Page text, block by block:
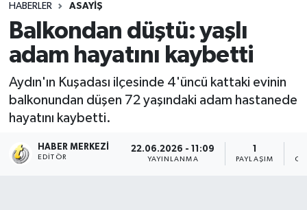
HABERLER ASAYIŞ
Balkondan düştü: yaşlı
adam hayatını kaybetti
Aydın'ın Kuşadası ilçesinde 4'üncü kattaki evinin
balkonundan düşen 72 yaşındaki adam hastanede
hayatını kaybetti.
HABER MERKEZI
EDITÖR
22.06.2026 - 11:09
YAYINLANMA
1
PAYLAŞIM
Ulusal Haberler
Vefat Edenler